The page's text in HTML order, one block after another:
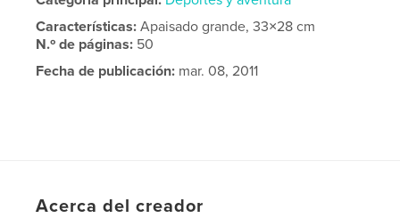
Características:Apaisado grande, 33×28 cm
N.º de páginas: 50
Fecha de publicación: mar. 08, 2011
Acerca del creador